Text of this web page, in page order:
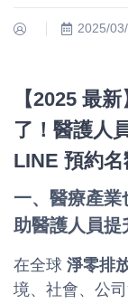
2025/
【2025 最
了！醫護人
LINE 預約名
一、醫療產
助醫護人員提
在全球 淨零排
境、社會、公